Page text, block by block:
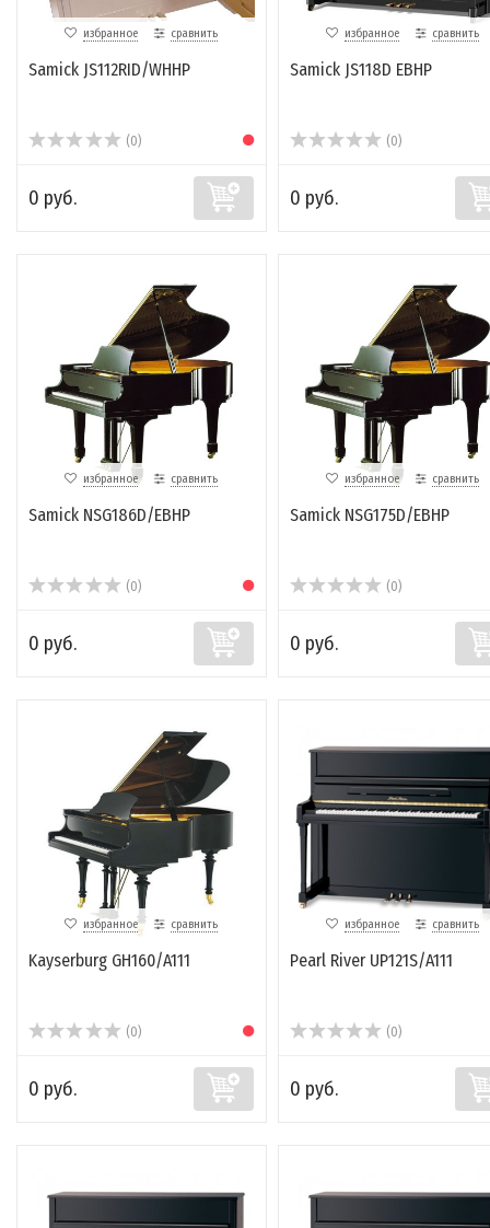
избранное сравнить
Samick JS112RID/WHHP
(0)
0 руб.
избранное сравнить
Samick JS118D EBHP
(0)
0 руб.
избранное сравнить
Samick NSG186D/EBHP
(0)
0 руб.
избранное сравнить
Samick NSG175D/EBHP
(0)
0 руб.
избранное сравнить
Kayserburg GH160/A111
(0)
0 руб.
избранное сравнить
Pearl River UP121S/A111
(0)
0 руб.